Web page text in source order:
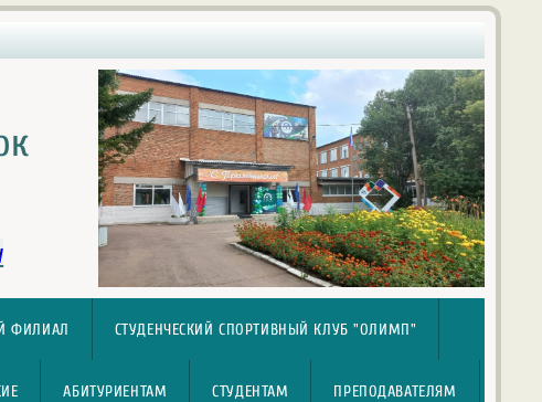
ФИЛИАЛ СТУДЕНЧЕСКИЙ СПОРТИВНЫЙ КЛУБ "ОЛИМП"
АБИТУРИЕНТАМ СТУДЕНТАМ ПРЕПОДАВАТЕЛЯМ